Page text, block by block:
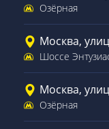
Озёрная
Москва,
Шоссе
Москва,
Озёрная